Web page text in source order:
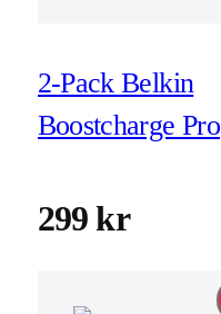
2-Pack Belkin
Boostcharge Pro
C 1m Svart/Vit
299 kr